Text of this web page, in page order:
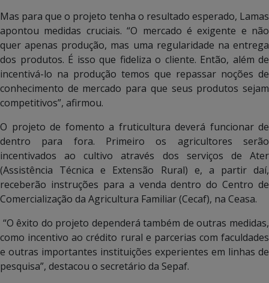
Mas para que o projeto tenha o resultado esperado, Lamas
apontou medidas cruciais. “O mercado é exigente e não
quer apenas produção, mas uma regularidade na entrega
dos produtos. É isso que fideliza o cliente. Então, além de
incentivá-lo na produção temos que repassar noções de
conhecimento de mercado para que seus produtos sejam
competitivos”, afirmou.
O projeto de fomento a fruticultura deverá funcionar de
dentro para fora. Primeiro os agricultores serão
incentivados ao cultivo através dos serviços de Ater
(Assistência Técnica e Extensão Rural) e, a partir daí,
receberão instruções para a venda dentro do Centro de
Comercialização da Agricultura Familiar (Cecaf), na Ceasa.
“O êxito do projeto dependerá também de outras medidas,
como incentivo ao crédito rural e parcerias com faculdades
e outras importantes instituições experientes em linhas de
pesquisa”, destacou o secretário da Sepaf.